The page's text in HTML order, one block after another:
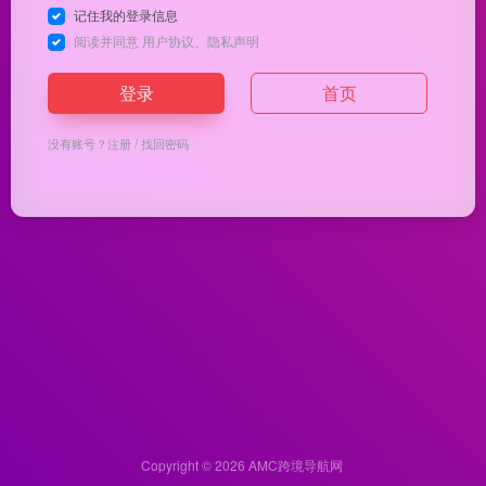
记住我的登录信息
阅读并同意 用户协议 隐私声明
登录 首页
没有账号？注册/找回密码
Copyright © 2026 AMC跨境导航网